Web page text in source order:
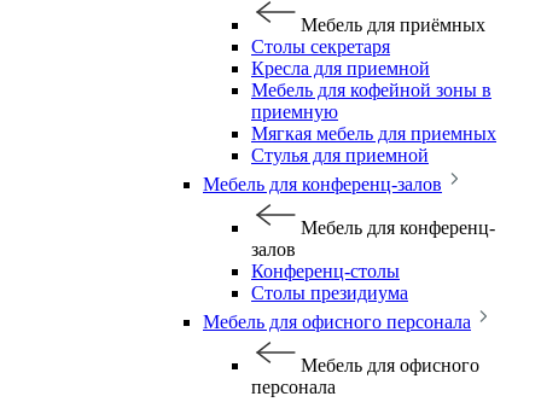
Мебель для приёмных
Столы секретаря
Кресла для приемной
Мебель для кофейной зоны в
приемную
Мягкая мебель для приемных
Стулья для приемной
Мебель для конференц-залов
Мебель для конференц-
залов
Конференц-столы
Столы президиума
Мебель для офисного персонала
Мебель для офисного
персонала